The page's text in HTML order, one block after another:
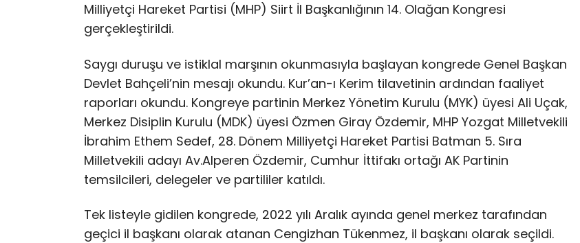
Milliyetçi Hareket Partisi (MHP) Siirt İl Başkanlığının 14. Olağan Kongresi
gerçekleştirildi.
Saygı duruşu ve istiklal marşının okunmasıyla başlayan kongrede Genel Başkan
Devlet Bahçeli’nin mesajı okundu. Kur’an-ı Kerim tilavetinin ardından faaliyet
raporları okundu. Kongreye partinin Merkez Yönetim Kurulu (MYK) üyesi Ali Uçak,
Merkez Disiplin Kurulu (MDK) üyesi Özmen Giray Özdemir, MHP Yozgat Milletvekili
İbrahim Ethem Sedef, 28. Dönem Milliyetçi Hareket Partisi Batman 5. Sıra
Milletvekili adayı Av.Alperen Özdemir, Cumhur İttifakı ortağı AK Partinin
temsilcileri, delegeler ve partililer katıldı.
Tek listeyle gidilen kongrede, 2022 yılı Aralık ayında genel merkez tarafından
geçici il başkanı olarak atanan Cengizhan Tükenmez, il başkanı olarak seçildi.